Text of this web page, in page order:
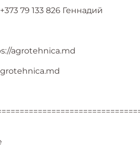
79 133 826 Геннадий
agrotehnica.md